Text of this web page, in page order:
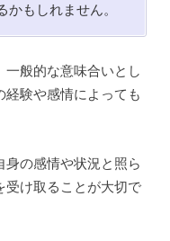
もしれません。
般的な意味合いとし
験や感情によっても
の感情や状況と照ら
受け取ることが大切で